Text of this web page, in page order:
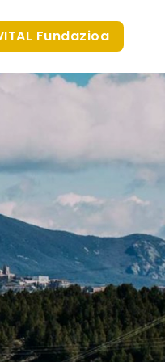
Fundazioa